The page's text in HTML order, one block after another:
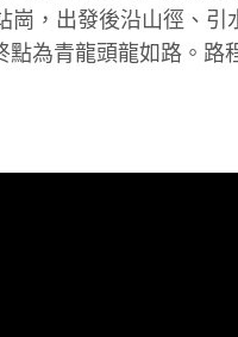
崗，出發後沿山徑、引
為青龍頭龍如路。路